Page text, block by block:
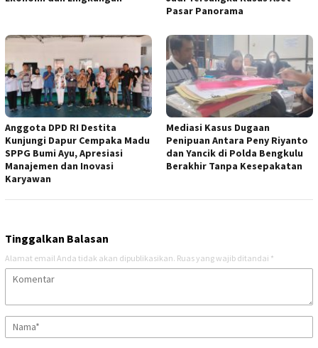
Pasar Panorama
Anggota DPD RI Destita
Kunjungi Dapur Cempaka Madu
SPPG Bumi Ayu, Apresiasi
Manajemen dan Inovasi
Karyawan
Mediasi Kasus Dugaan
Penipuan Antara Peny Riyanto
dan Yancik di Polda Bengkulu
Berakhir Tanpa Kesepakatan
Tinggalkan Balasan
Alamat email Anda tidak akan dipublikasikan. Ruas yang wajib ditandai *